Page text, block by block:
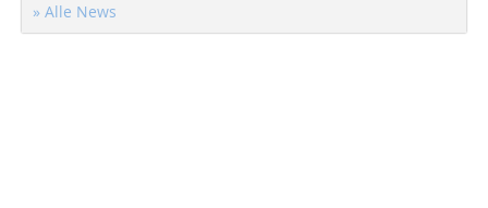
» Alle News